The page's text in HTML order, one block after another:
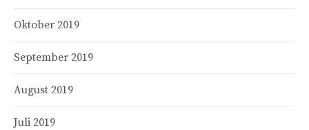
Oktober 2019
September 2019
August 2019
Juli 2019